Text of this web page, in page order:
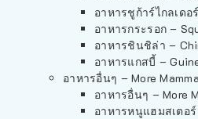
อาหารชูก้าร์ไกลเดอ
อาหารกระรอก –
อาหารชินชิล่า –
อาหารแกสบี้ –
อาหารอื่นๆ – More
อาหารอื่นๆ – More
อาหารหนูแฮมสเตอร์